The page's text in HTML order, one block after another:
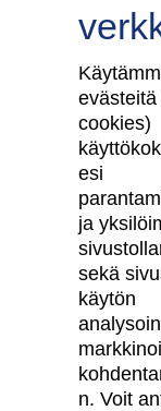
Tilaa
Skanska
Artikkelit
Digitaalinen
Asiakkaiden
Vastuullisuus
evästeitä
cookies)
esi
ja
sekä
käytön
n. Voit